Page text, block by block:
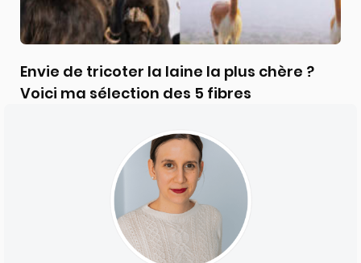
Envie de tricoter la laine la plus chère ?
Voici ma sélection des 5 fibres